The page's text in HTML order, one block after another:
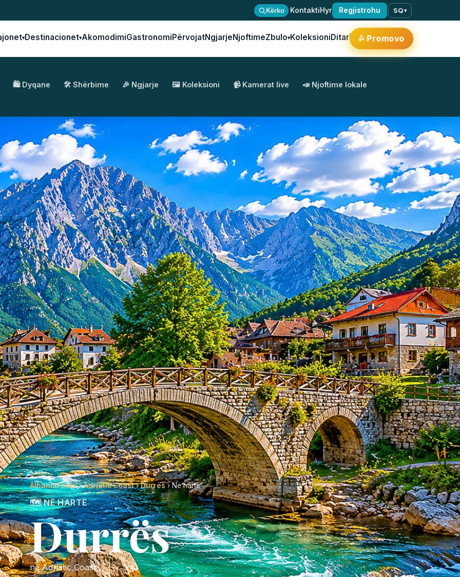
Kërko ·KontaktiHyr Regjistrohu SQ▾
▾Destinacionet▾AkomodimiGastronomiPërvojatNgjarjeNjoftimeZbulo▾KoleksioniDitari ✨Promovo
🛍️ Dyqane 🛠️ Shërbime 🎉 Ngjarje 🖼️ Koleksioni 📹 Kamerat live 📣 Njoftime lokale
AlbaniaForAll›Adriatic Coast›Durrës› Në hartë
🗺️ NË HARTË
Durrës
në Adriatic Coast